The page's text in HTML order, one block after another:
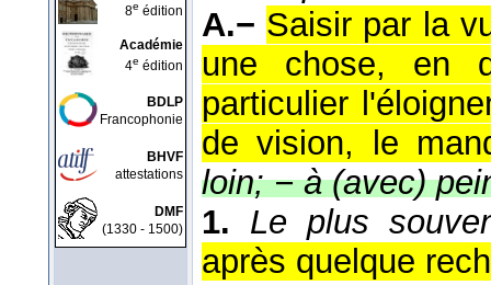
8e édition
Académie
4e édition
BDLP
Francophonie
BHVF
attestations
DMF
(1330 - 1500)
A.− Saisir par la
une chose, en
particulier
de vision, le
loin; − à (avec)
1. Le plus
après quelque